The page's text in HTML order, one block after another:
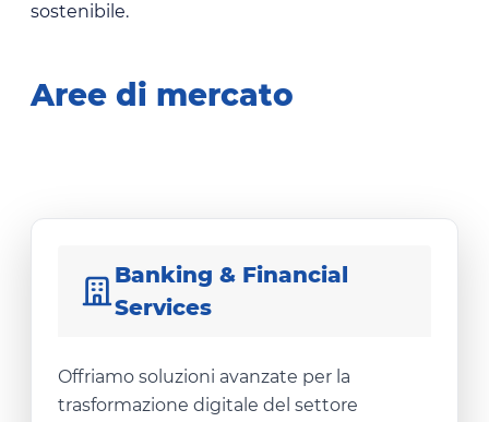
sostenibile.​
Aree di mercato
Banking & Financial
Services
Offriamo soluzioni avanzate per la
trasformazione digitale del settore